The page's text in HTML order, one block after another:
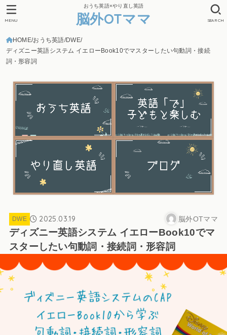
おうち英語×やり直し英語
脳外OTママ SEARCH
MENU
HOME おうち英語 DWE
ディズニー英語システム イエローBook10でマスターしたい句動詞・接続
詞・形容詞
DWE 2025.03.19 脳外OTママ
ディズニー英語システム イエローBook10でマ
スターしたい句動詞・接続詞・形容詞